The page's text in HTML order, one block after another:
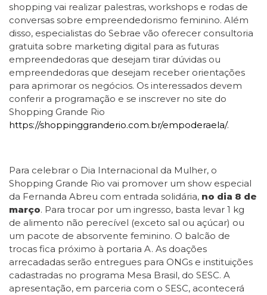
shopping vai realizar palestras, workshops e rodas de
conversas sobre empreendedorismo feminino. Além
disso, especialistas do Sebrae vão oferecer consultoria
gratuita sobre marketing digital para as futuras
empreendedoras que desejam tirar dúvidas ou
empreendedoras que desejam receber orientações
para aprimorar os negócios. Os interessados devem
conferir a programação e se inscrever no site do
Shopping Grande Rio
https://shoppinggranderio.com.br/empoderaela/.
Para celebrar o Dia Internacional da Mulher, o
Shopping Grande Rio vai promover um show especial
da Fernanda Abreu com entrada solidária, no dia 8 de
março. Para trocar por um ingresso, basta levar 1 kg
de alimento não perecível (exceto sal ou açúcar) ou
um pacote de absorvente feminino. O balcão de
trocas fica próximo à portaria A. As doações
arrecadadas serão entregues para ONGs e instituições
cadastradas no programa Mesa Brasil, do SESC. A
apresentação, em parceria com o SESC, acontecerá